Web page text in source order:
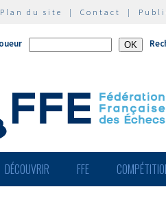
Plan du site | Contact |
DÉCOUVRIR FFE